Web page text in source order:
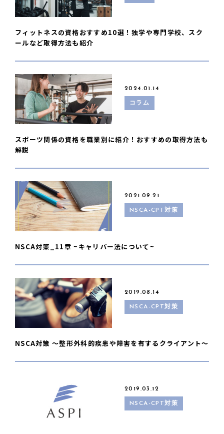
フィットネスの資格おすすめ10選！独学や専門学校、スク
ールなど取得方法も紹介
2024.01.14
コラム
スポーツ関係の資格を職業別に紹介！おすすめの取得方法も
解説
2021.09.21
NSCA-CPT対策
NSCA対策_11章 ~キャリパー法について~
2019.08.14
NSCA-CPT対策
NSCA対策 〜整形外科的疾患や障害を有するクライアント〜
2019.03.12
NSCA-CPT対策